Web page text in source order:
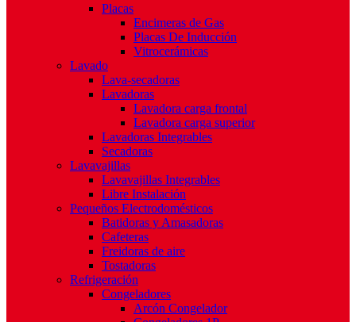
Placas
Encimeras de Gas
Placas De Inducción
Vitrocerámicas
Lavado
Lava-secadoras
Lavadoras
Lavadora carga frontal
Lavadora carga superior
Lavadoras Integrables
Secadoras
Lavavajillas
Lavavajillas Integrables
Libre Instalación
Pequeños Electrodomésticos
Batidoras y Amasadoras
Cafeteras
Freidoras de aire
Tostadoras
Refrigeración
Congeladores
Arcón Congelador